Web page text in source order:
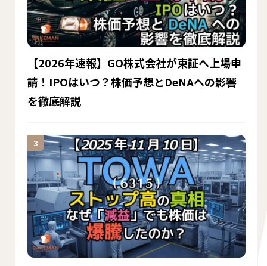
【2026年速報】GO株式会社が東証へ上場申
請！IPOはいつ？株価予想とDeNAへの影響
を徹底解説